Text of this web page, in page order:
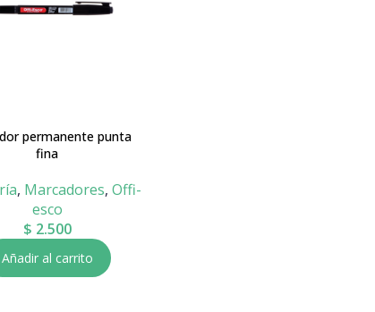
permanente punta
fina
, Marcadores, Offi-
esco
$ 2.500
Añadir al carrito